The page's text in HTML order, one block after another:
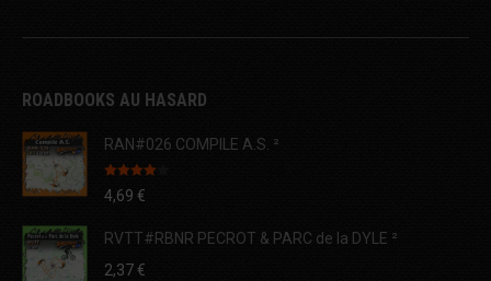
ROADBOOKS AU HASARD
RAN#026 COMPILE A.S. ²
Note 4.00
sur 5
4,69 €
RVTT#RBNR PECROT & PARC de la DYLE ²
2,37€